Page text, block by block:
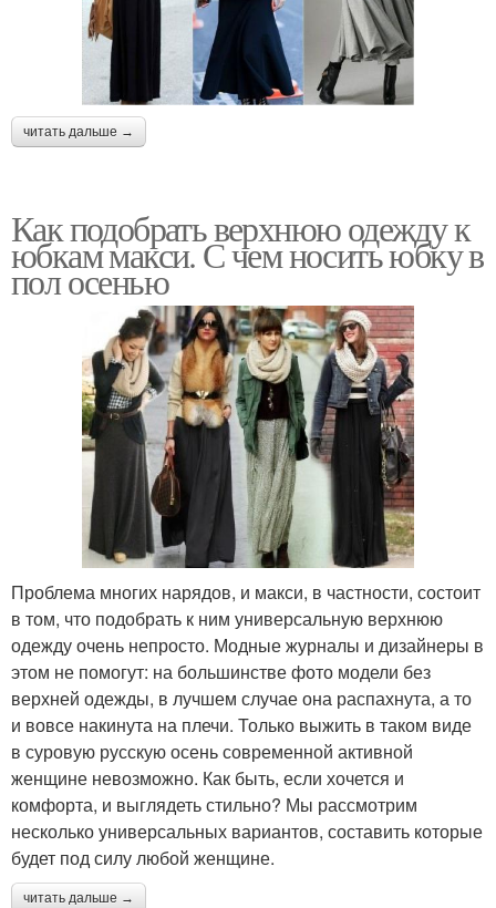
читать дальше →
Как подобрать верхнюю одежду к
юбкам макси. С чем носить юбку в
пол осенью
Проблема многих нарядов, и макси, в частности, состоит
в том, что подобрать к ним универсальную верхнюю
одежду очень непросто. Модные журналы и дизайнеры в
этом не помогут: на большинстве фото модели без
верхней одежды, в лучшем случае она распахнута, а то
и вовсе накинута на плечи. Только выжить в таком виде
в суровую русскую осень современной активной
женщине невозможно. Как быть, если хочется и
комфорта, и выглядеть стильно? Мы рассмотрим
несколько универсальных вариантов, составить которые
будет под силу любой женщине.
читать дальше →